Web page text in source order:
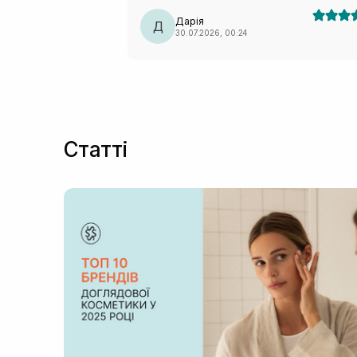
Д Дарія
30.07.2026, 00:24
Статті